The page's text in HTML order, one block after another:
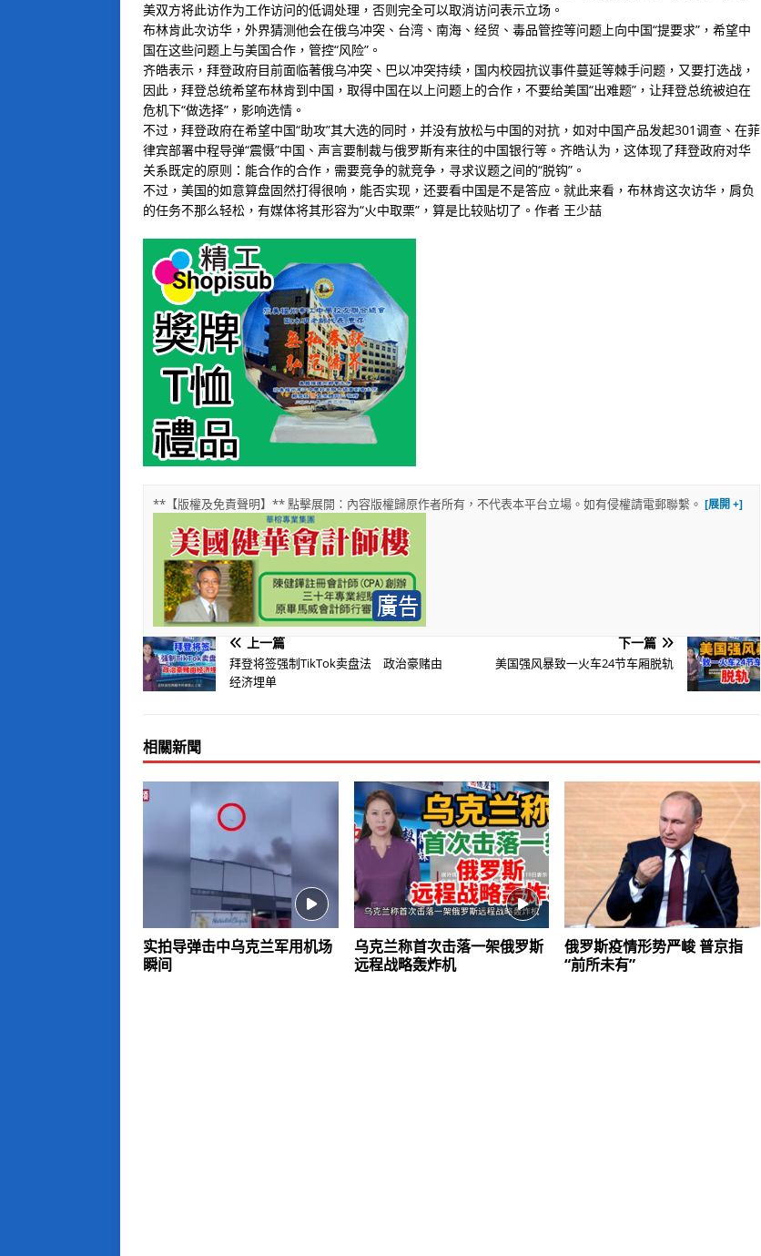
美双方将此访作为工作访问的低调处理，否则完全可以取消访问表示立场。
布林肯此次访华，外界猜测他会在俄乌冲突、台湾、南海、经贸、毒品管控等问题上向中国“提要求”，希望中
国在这些问题上与美国合作，管控“风险”。
齐皓表示，拜登政府目前面临著俄乌冲突、巴以冲突持续，国内校园抗议事件蔓延等棘手问题，又要打选战，
因此，拜登总统希望布林肯到中国，取得中国在以上问题上的合作，不要给美国“出难题”，让拜登总统被迫在
危机下“做选择”，影响选情。
不过，拜登政府在希望中国“助攻”其大选的同时，并没有放松与中国的对抗，如对中国产品发起301调查、在菲
律宾部署中程导弹“震慑”中国、声言要制裁与俄罗斯有来往的中国银行等。齐皓认为，这体现了拜登政府对华
关系既定的原则：能合作的合作，需要竞争的就竞争，寻求议题之间的“脱钩”。
不过，美国的如意算盘固然打得很响，能否实现，还要看中国是不是答应。就此来看，布林肯这次访华，肩负
的任务不那么轻松，有媒体将其形容为“火中取栗”，算是比较贴切了。作者 王少喆
**【版權及免責聲明】** 點擊展開：內容版權歸原作者所有，不代表本平台立場。如有侵權請電郵聯繫。
上一篇
拜登将签强制TikTok卖盘法 政治豪赌由
经济埋单
下一篇
美国强风暴致一火车24节车厢脱轨
相關新聞
实拍导弹击中乌克兰军用机场
瞬间
乌克兰称首次击落一架俄罗斯
远程战略轰炸机
俄罗斯疫情形势严峻 普京指
“前所未有”